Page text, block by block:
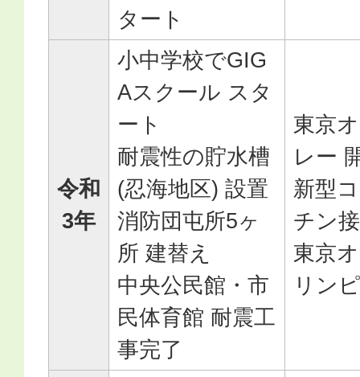
タート
令和
3年
小中学校でGIG
Aスクール スタ
ート
耐震性の貯水槽
(忍海地区) 設置
消防団屯所5ヶ
所 建替え
中央公民館・市
民体育館 耐震工
事完了
東京
レー
新型
チン
東京
リン